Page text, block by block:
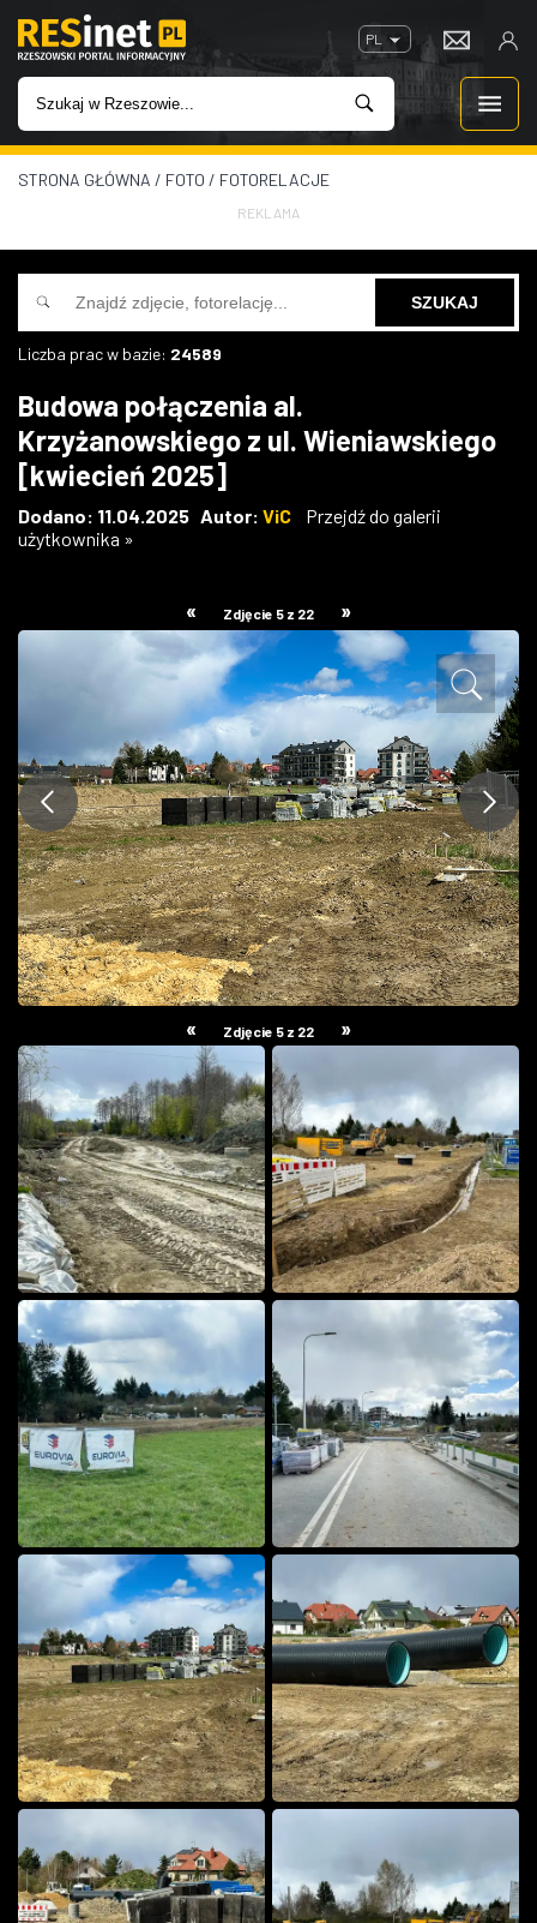
PL
WIADOMOŚCI
INWESTYCJE
IMPREZY
W KINACH
GASTRONOMIA
W RZESZOWIE
STRONA GŁÓWNA / FOTO / FOTORELACJE
REKLAMA
Liczba prac w bazie: 24589
Budowa połączenia al.
Krzyżanowskiego z ul. Wieniawskiego
[kwiecień 2025]
Dodano: 11.04.2025 Autor: ViC
Przejdź do galerii
użytkownika »
« Zdjęcie 5 z 22 »
« Zdjęcie 5 z 22 »